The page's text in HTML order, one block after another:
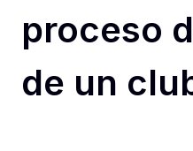
proceso
de un